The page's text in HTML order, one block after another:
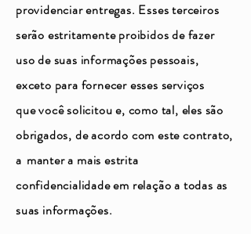
providenciar entregas. Esses terceiros
serão estritamente proibidos de fazer
uso de suas informações pessoais,
exceto para fornecer esses serviços
que você solicitou e, como tal, eles são
obrigados, de acordo com este contrato,
a manter a mais estrita
confidencialidade em relação a todas as
suas informações.